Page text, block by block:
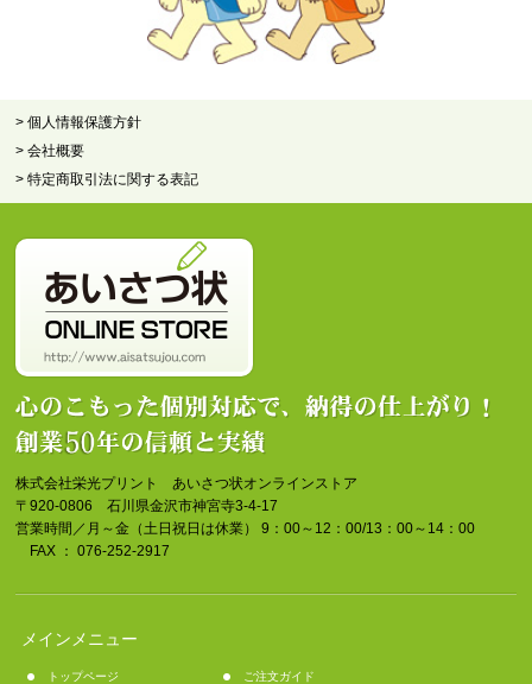
> 個人情報保護方針
> 会社概要
> 特定商取引法に関する表記
株式会社栄光プリント あいさつ状オンラインストア
〒920-0806 石川県金沢市神宮寺3-4-17
営業時間／月～金（土日祝日は休業） 9：00～12：00/13：00～14：00
FAX ： 076-252-2917
メインメニュー
トップページ
ご注文ガイド